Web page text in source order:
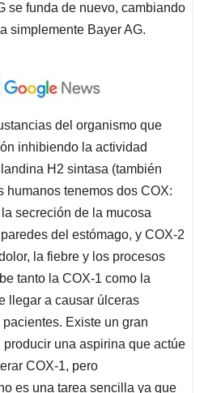
se funda de nuevo, cambiando
simplemente Bayer AG.
del organismo que
inhibiendo la actividad
H2 sintasa (también
humanos tenemos dos COX:
secreción de la mucosa
del estómago, y COX-2
la fiebre y los procesos
tanto la COX-1 como la
llegar a causar úlceras
Existe un gran
una aspirina que actúe
COX-1, pero
es una tarea sencilla ya que